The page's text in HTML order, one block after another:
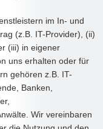
im In- und
(z.B. IT-Provider), (ii)
(iii) in eigener
uns erhalten oder für
gehören z.B. IT-
Banken,
Wir vereinbaren